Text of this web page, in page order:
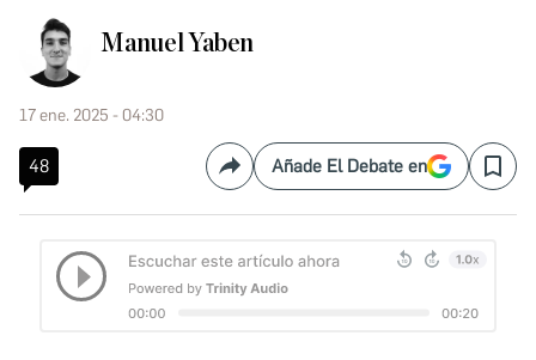
Manuel Yaben
17 ene. 2025 - 04:30
48 CompartirAñade El Debate en Save